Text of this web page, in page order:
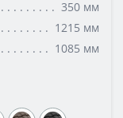
350 мм
1215 мм
1085 мм